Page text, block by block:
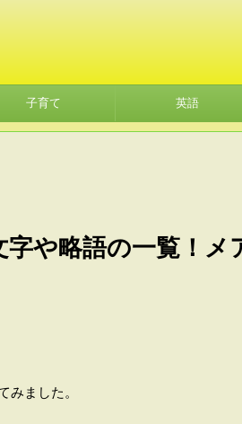
子育て 英語
や略語の一覧！メ
みました。